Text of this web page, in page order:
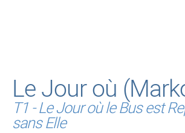
Le Jour où
T1 - Le Jour où le Bus est
sans Elle